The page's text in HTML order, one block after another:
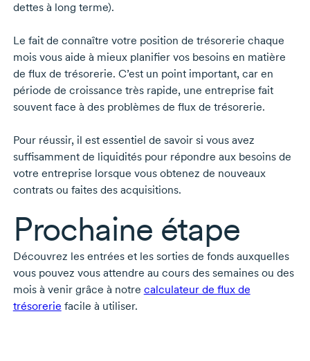
dettes à long terme).
Le fait de connaître votre position de trésorerie chaque
mois vous aide à mieux planifier vos besoins en matière
de flux de trésorerie. C’est un point important, car en
période de croissance très rapide, une entreprise fait
souvent face à des problèmes de flux de trésorerie.
Pour réussir, il est essentiel de savoir si vous avez
suffisamment de liquidités pour répondre aux besoins de
votre entreprise lorsque vous obtenez de nouveaux
contrats ou faites des acquisitions.
Prochaine étape
Découvrez les entrées et les sorties de fonds auxquelles
vous pouvez vous attendre au cours des semaines ou des
mois à venir grâce à notre calculateur de flux de
trésorerie facile à utiliser.